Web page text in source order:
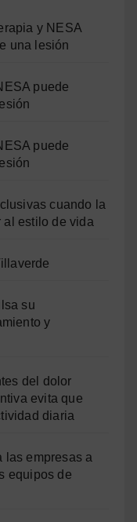
y NESA
una lesión
puede
puede
cuando la
al estilo de vida
su
y
del dolor
evita que
diaria
las empresas a
equipos de